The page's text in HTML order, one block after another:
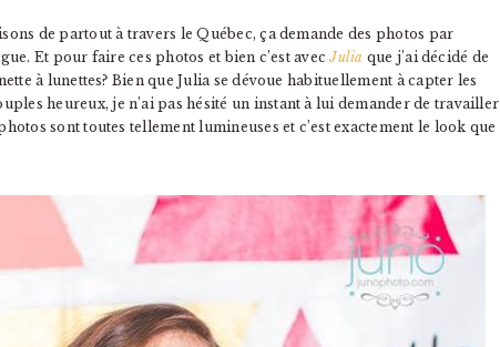
de partout à travers le Québec, ça demande des photos par
Et pour faire ces photos et bien c’est avecJulia que j’ai décidé de
à lunettes? Bien que Julia se dévoue habituellement à capter les
heureux, je n’ai pas hésité un instant à lui demander de travailler
sont toutes tellement lumineuses et c’est exactement le look que